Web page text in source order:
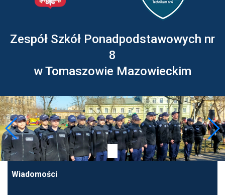
Zespół Szkół Ponadpodstawowych nr
8
w Tomaszowie Mazowieckim
Wiadomości